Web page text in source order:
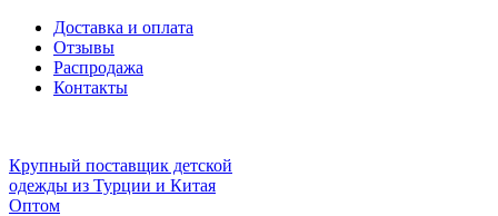
Доставка и оплата
Отзывы
Распродажа
Контакты
Крупный поставщик детской
одежды из Турции и Китая
Оптом